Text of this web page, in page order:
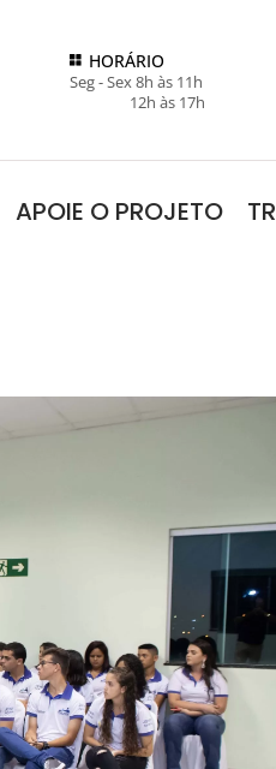
HORÁRIO
Seg - Sex 8h às 11h
12h às 17h
APOIE O PROJETO